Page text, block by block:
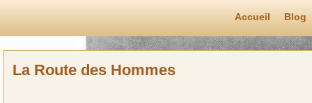
Accueil Blog
La Route des Hommes